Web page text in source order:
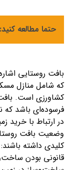
حتما مطالعه کنید:
بافت روستایی
که شامل منازل
کشاورزی است.
فرسوده‌ای باشد که
در ارتباط با خرید
وضعیت بافت
کلیدی داشته باشند:
قانونی بودن